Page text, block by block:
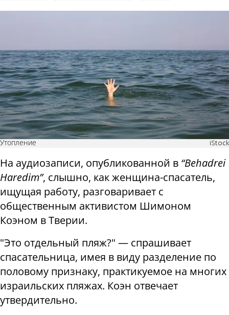
Утопление iStock
На аудиозаписи, опубликованной в “Behadrei
Haredim”, слышно, как женщина-спасатель,
ищущая работу, разговаривает с
общественным активистом Шимоном
Коэном в Тверии.
"Это отдельный пляж?" — спрашивает
спасательница, имея в виду разделение по
половому признаку, практикуемое на многих
израильских пляжах. Коэн отвечает
утвердительно.